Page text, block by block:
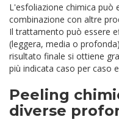
L'esfoliazione chimica può
combinazione con altre
Il trattamento può essere
(leggera, media o
risultato finale si ottiene
più indicata caso per caso
Peeling
diverse